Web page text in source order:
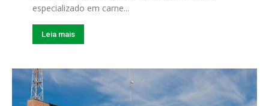
especializado em carne...
Leia mais